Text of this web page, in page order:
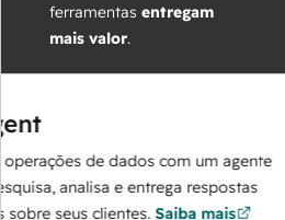
ferramentas entregam
mais valor.
de dados com um agente
analisa e entrega respostas
seus clientes.Saiba mais